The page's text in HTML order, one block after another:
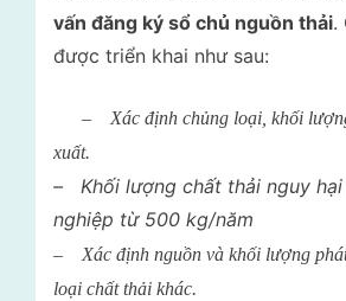
vấn đăng ký sổ chủ nguồn thải.
được triển khai như sau:
– Xác định chủng loại , khối lư
xuất.
– Khối lượng chất thải nguy hại
nghiệp từ 500 kg/năm
– Xác định nguồn và khối lượng
loại chất thải khác.